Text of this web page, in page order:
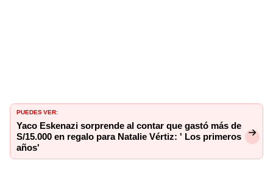
PUEDES VER:
Yaco Eskenazi sorprende al contar que gastó más de
S/15.000 en regalo para Natalie Vértiz: ' Los primeros
años'